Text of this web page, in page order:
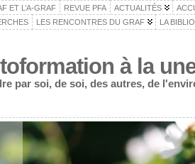
ET L’A-GRAF REVUE PFA ACTUALITÉS
LES RENCONTRES DU GRAF LA
à la
par soi, de soi, des autres, de